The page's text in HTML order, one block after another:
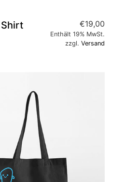
€19,00
Enthält 19% MwSt.
zzgl.Versand